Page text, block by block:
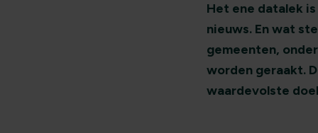
Het ene datalek
nieuws. En wat
gemeenten,
worden geraakt.
waardevolste